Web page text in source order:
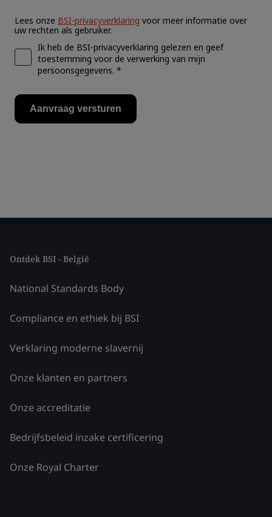
Ontdek BSI - België
National Standards Body
Compliance en ethiek bij BSI
Verklaring moderne slavernij
Onze klanten en partners
Onze accreditatie
Bedrijfsbeleid inzake certificering
Onze Royal Charter